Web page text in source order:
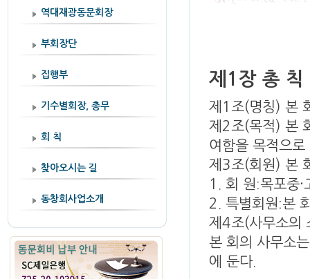
역대재광동문회장
부회장단
집행부
기수별회장, 총무
회 칙
찾아오시는 길
동창회사업소개
제1장 총 칙
제1조(명칭) 본
제2조(목적) 본
여함을 목적으로
제3조(회원) 본
1. 회 원ː목포중
2. 특별회원ː본
제4조(사무소의
본 회의 사무소
에 둔다.